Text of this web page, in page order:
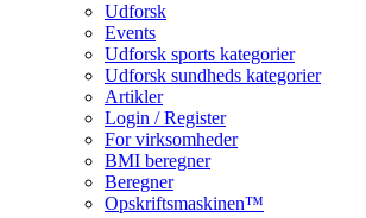
Udforsk
Events
Udforsk sports kategorier
Udforsk sundheds kategorier
Artikler
Login / Register
For virksomheder
BMI beregner
Beregner
Opskriftsmaskinen™